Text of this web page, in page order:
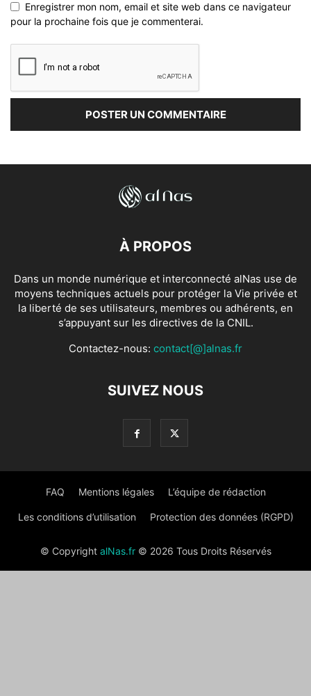
Enregistrer mon nom, email et site web dans ce navigateur
pour la prochaine fois que je commenterai.
À PROPOS
Dans un monde numérique et interconnecté alNas use de
moyens techniques actuels pour protéger la Vie privée et
la liberté de ses utilisateurs, membres ou adhérents, en
s’appuyant sur les directives de la CNIL.
Contactez-nous: contact[@]alnas.fr
SUIVEZ NOUS
FAQ Mentions légales L’équipe de rédaction
Les conditions d’utilisation Protection des données (RGPD)
© Copyright alNas.fr© 2026 Tous Droits Réservés